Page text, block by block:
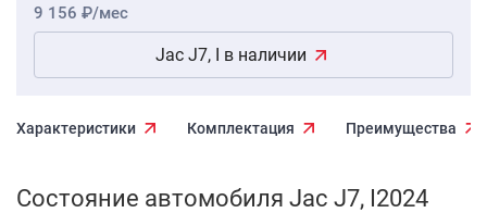
9 156 ₽/мес
Jac J7, I в наличии
Характеристики Комплектация Преимущества
Состояние автомобиля Jac J7, I2024